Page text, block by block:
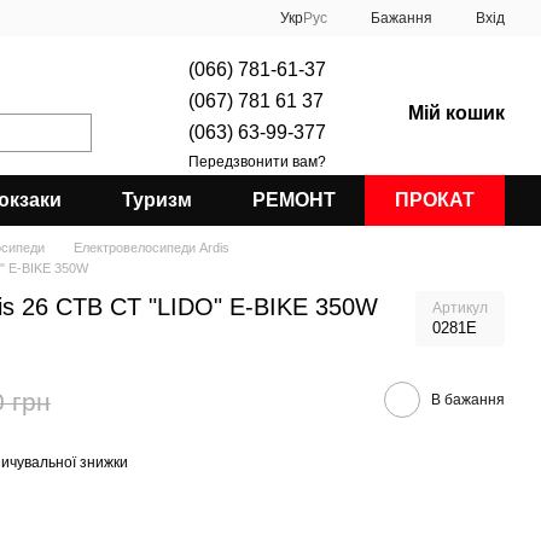
УкрРус Бажання Вхід
(066) 781-61-37
(067) 781 61 37
(063) 63-99-377
Передзвонити вам?
Мій кошик
Туризм РЕМОНТ ПРОКАТ
Електровелосипеди Ardis
E-BIKE 350W
26 CTB CT "LIDO" E-BIKE 350W Артикул
0281Е
грн В бажання
знижки